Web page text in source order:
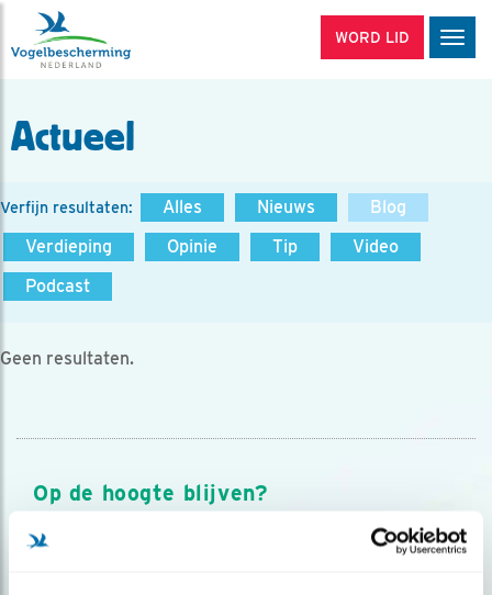
WORD LID
Actueel
Verfijn resultaten: Alles Nieuws
Blog
Verdieping
Opinie Tip
Video
Podcast
Geen resultaten.
Op de hoogte blijven?
Meld je aan en ontvang nieuws, inspiratie, acties en tips
over vogels en activiteiten van Vogelbescherming.